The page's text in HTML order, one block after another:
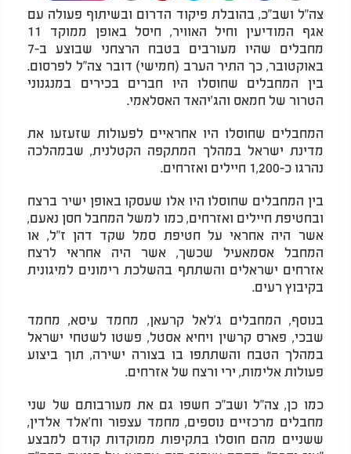
צה"ל ושב"כ, בהובלת פיקוד הדרום ובשיתוף פעולה עם
אגף המודיעין וחיל האוויר, חיסל באופן ממוקד 11
מחבלים שהיו מעורבים בטבח הרצחני שבוצע ב-7
באוקטובר, כך התיר הערב (חמישי) דובר צה"ל לפרסום.
בין המחבלים שחוסלו היו חברים בכירים במנגנוני
הטרור של חמאס והג'יהאד האסלאמי.
המחבלים שחוסלו היו אחראיים לפעולות שזעזעו את
מדינת ישראל במהלך המתקפה הקטלנית, שבמהלכה
נהרגו כ-1,200 חיילים ואזרחים.
בין המחבלים שחוסלו היו אלו שעסקו באופן ישיר ברצח
ובחטיפת חיילים ואזרחים, כמו למשל המחבל חסן נאעם,
אשר היה אחראי על חטיפת סמל שקד דהן ז"ל, או
המחבל אסמאעיל שכשך, אשר היה אחראי לרצח
אזרחים ישראלים והשתתף בהשלכת רימונים למיגונית
בקיבוץ רעים.
בנוסף, המחבלים ג'לאל קרעאן, מחמד עיסא, מחמד
שבכי, פארס קרשין ויחיא אסטל, פשטו לשטחי ישראל
במהלך הטבח והשתתפו בו בצורה ישירה, תוך ביצוע
פעולות אלימות, ירי ורצח של אזרחים.
כמו כן, צה"ל ושב"כ חשפו גם את מעורבותם של שני
מחבלים מרכזיים נוספים, מחמד עצפור וח'אלד אלדין,
ששניים מהם חוסלו בתקיפות ממוקדות קודם למבצע